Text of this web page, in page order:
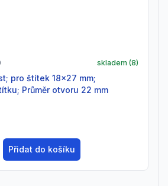
skladem (8)
Průměr otvoru 22 mm
Přidat do košíku